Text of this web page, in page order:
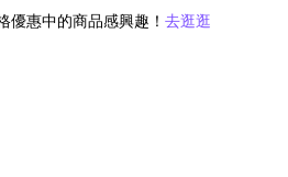
優惠中的商品感興趣！ 去逛逛